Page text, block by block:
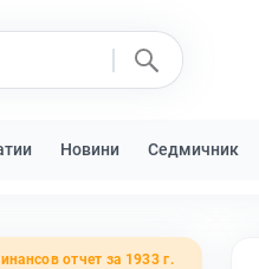
Новини Седмичник
отчет за 1933 г.